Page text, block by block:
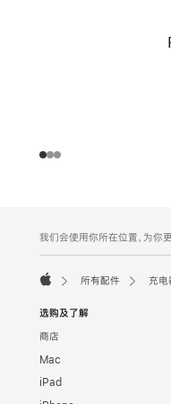
页
脚
注
我们会使用你所在位置，为你
所有配件 充电
选购及了解
商店
Mac
iPad